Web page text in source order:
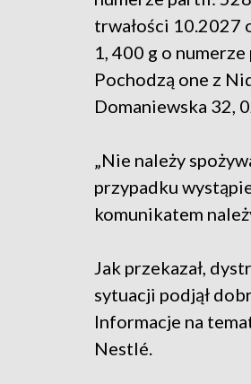
trwałości 10.2027
1, 400 g o
Pochodzą one z
Domaniewska 32,
„Nie należy
przypadku
komunikatem
Jak przekazał,
sytuacji podjął
Informacje na
Nestlé.